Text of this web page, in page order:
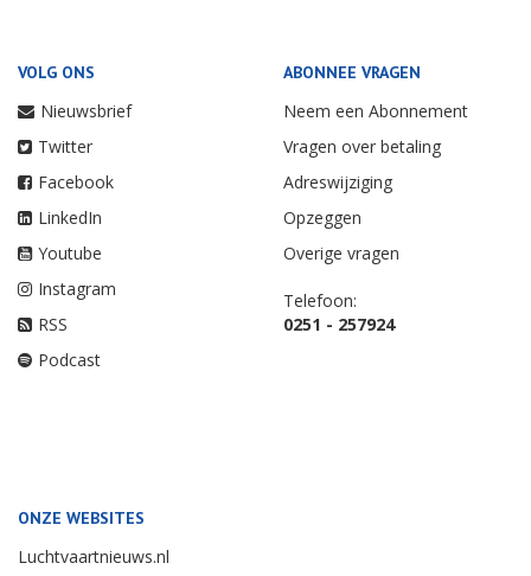
VOLG ONS
Nieuwsbrief
Twitter
Facebook
LinkedIn
Youtube
Instagram
RSS
Podcast
ABONNEE VRAGEN
Neem een Abonnement
Vragen over betaling
Adreswijziging
Opzeggen
Overige vragen
Telefoon:
0251 - 257924
ONZE WEBSITES
Luchtvaartnieuws.nl